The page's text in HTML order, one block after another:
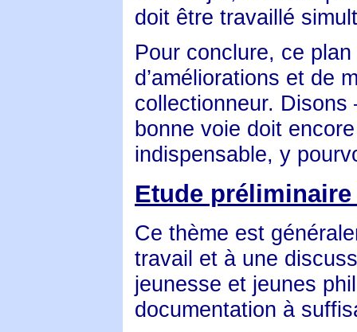
doit être travaillé
Pour conclure, ce
d’améliorations et de
collectionneur.
bonne voie doit
indispensable, y
Etude préliminaire
Ce thème est
travail et à une
jeunesse et jeunes
documentation à